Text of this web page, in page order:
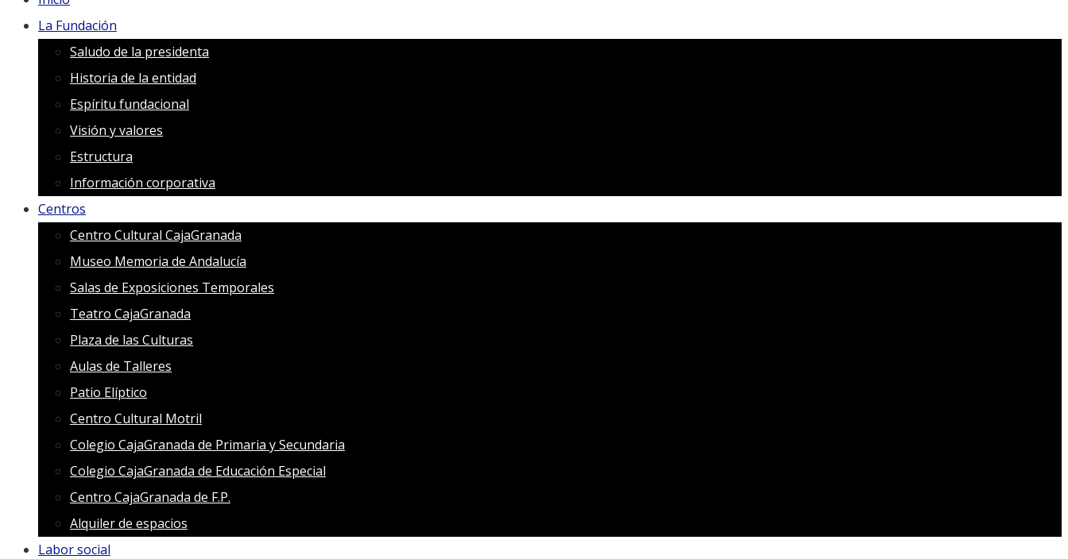
La Fundación
Saludo de la presidenta
Historia de la entidad
Espíritu fundacional
Visión y valores
Estructura
Información corporativa
Centros
Centro Cultural CajaGranada
Museo Memoria de Andalucía
Salas de Exposiciones Temporales
Teatro CajaGranada
Plaza de las Culturas
Aulas de Talleres
Patio Elíptico
Centro Cultural Motril
Colegio CajaGranada de Primaria y Secundaria
Colegio CajaGranada de Educación Especial
Centro CajaGranada de F.P.
Alquiler de espacios
Labor social